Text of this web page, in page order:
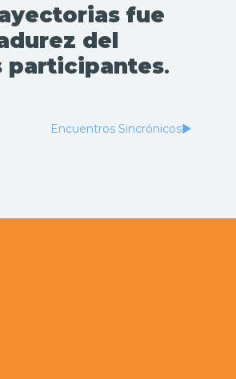
fue
del
participantes.
▶︎
Encuentros Sincrónicos